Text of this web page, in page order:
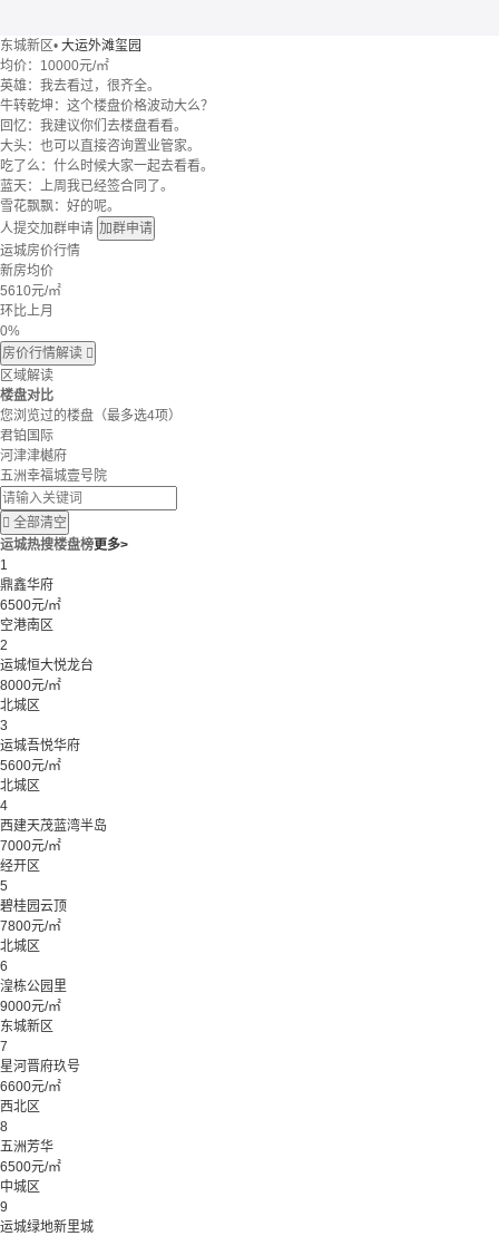
东城新区• 大运外滩玺园
均价： 10000元/㎡
英雄：我去看过，很齐全。
牛转乾坤：这个楼盘价格波动大么？
回忆：我建议你们去楼盘看看。
大头：也可以直接咨询置业管家。
吃了么：什么时候大家一起去看看。
蓝天：上周我已经签合同了。
雪花飘飘：好的呢。
人提交加群申请 加群申请
运城房价行情
新房均价
5610元/㎡
环比上月
0%
房价行情解读 
区域解读
楼盘对比
您浏览过的楼盘 （最多选4项）
君铂国际
河津津樾府
五洲幸福城壹号院
 全部清空
运城热搜楼盘榜更多>
1
鼎鑫华府
6500元/㎡
空港南区
2
运城恒大悦龙台
8000元/㎡
北城区
3
运城吾悦华府
5600元/㎡
北城区
4
西建天茂蓝湾半岛
7000元/㎡
经开区
5
碧桂园云顶
7800元/㎡
北城区
6
湟栋公园里
9000元/㎡
东城新区
7
星河晋府玖号
6600元/㎡
西北区
8
五洲芳华
6500元/㎡
中城区
9
运城绿地新里城